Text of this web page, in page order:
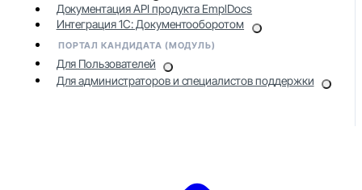
Документация API продукта EmplDocs
Интеграция 1С: Документооборотом
ПОРТАЛ КАНДИДАТА (МОДУЛЬ)
Для Пользователей
Для администраторов и специалистов поддержки